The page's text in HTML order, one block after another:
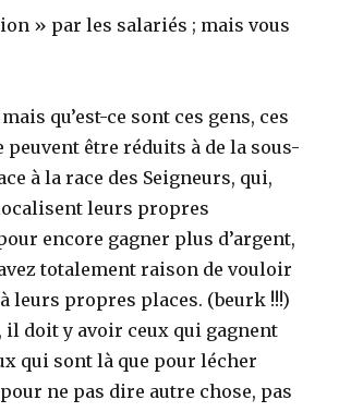
» par les salariés ; mais vous
qu’est-ce sont ces gens, ces
peuvent être réduits à de la sous-
à la race des Seigneurs, qui,
leurs propres
encore gagner plus d’argent,
totalement raison de vouloir
leurs propres places. (beurk !!!)
il doit y avoir ceux qui gagnent
qui sont là que pour lécher
ne pas dire autre chose, pas